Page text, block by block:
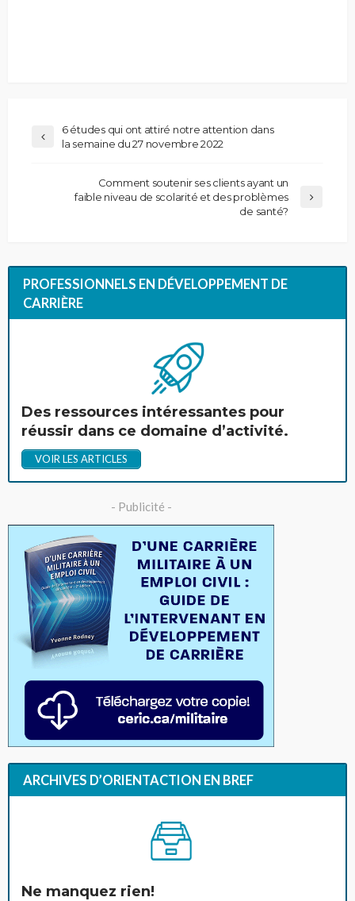
6 études qui ont attiré notre attention dans
la semaine du 27 novembre 2022
Comment soutenir ses clients ayant un
faible niveau de scolarité et des problèmes
de santé?
PROFESSIONNELS EN DÉVELOPPEMENT DE
CARRIÈRE
Des ressources intéressantes pour
réussir dans ce domaine d’activité.
VOIR LES ARTICLES
- Publicité -
ARCHIVES D’ORIENTACTION EN BREF
Ne manquez rien!